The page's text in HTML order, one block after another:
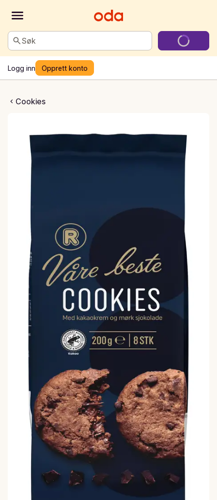
Søk
Logg inn Opprett konto
Cookies
og mørk sjokolade